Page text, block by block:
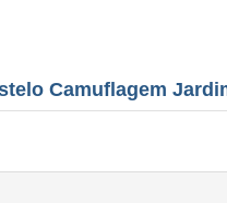
Camuflagem